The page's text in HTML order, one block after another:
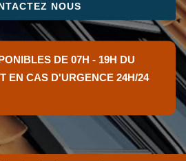
NOUS
DE 07H - 19H DU
EN CAS D'URGENCE 24H/24